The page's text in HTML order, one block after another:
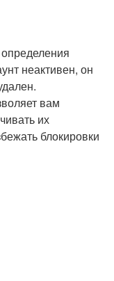
неактивен, он
вам
их
блокировки